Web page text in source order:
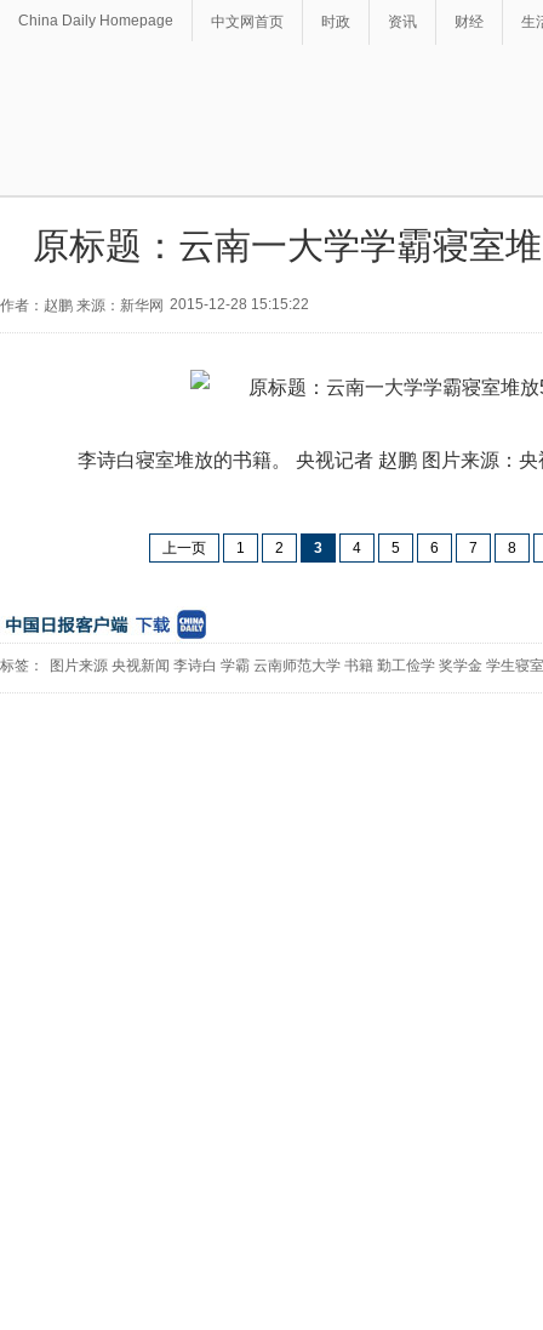
China Daily Homepage 中文网首页 时政 资讯 财经 生
原标题：云南一大学学霸寝室
作者：赵鹏 来源：新华网 2015-12-28 15:15:22
李诗白寝室堆放的书籍。 央视记者 赵鹏 图片来源：央
上一页 1 2 3 4 5 6 7 8
标签： 图片来源 央视新闻 李诗白 学霸 云南师范大学 书籍 勤工俭学 奖学金 学生寝室